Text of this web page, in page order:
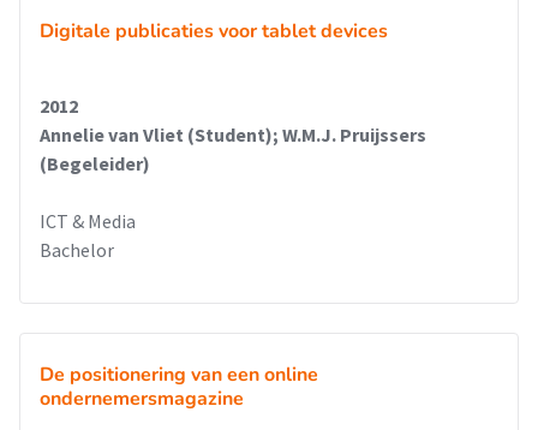
Digitale publicaties voor tablet devices
2012
Annelie van Vliet (Student); W.M.J. Pruijssers
(Begeleider)
ICT & Media
Bachelor
De positionering van een online
ondernemersmagazine